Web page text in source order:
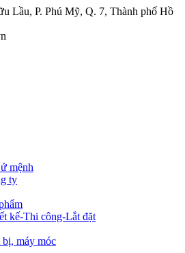
Lầu, P. Phú Mỹ, Q. 7, Thành phố Hồ
mệnh
ty
kế-Thi công-Lắt đặt
bị, máy móc